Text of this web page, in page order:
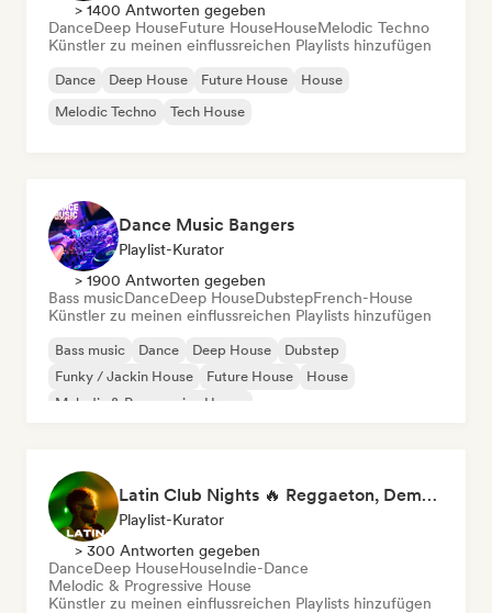
> 1400 Antworten gegeben
DanceDeep HouseFuture HouseHouseMelodic Techno
Künstler zu meinen einflussreichen Playlists hinzufügen
Dance Deep House Future House
House
Melodic Techno
Tech House
Dance Music Bangers
Playlist-Kurator
> 1900 Antworten gegeben
Bass musicDanceDeep HouseDubstepFrench-House
Künstler zu meinen einflussreichen Playlists hinzufügen
Bass music Dance Deep House
Dubstep
Funky / Jackin House
Future House
House
Melodic & Progressive House
Latin Club Nights 🔥 Reggaeton, Dembow & Latin House
Playlist-Kurator
> 300 Antworten gegeben
DanceDeep HouseHouseIndie-Dance
Melodic & Progressive House
Künstler zu meinen einflussreichen Playlists hinzufügen